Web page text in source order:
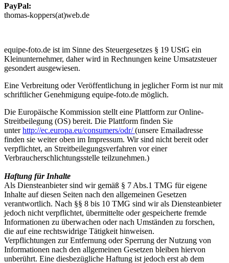
PayPal:
thomas-koppers(at)web.de
equipe-foto.de ist im Sinne des Steuergesetzes § 19 UStG ein
Kleinunternehmer, daher wird in Rechnungen keine Umsatzsteuer
gesondert ausgewiesen.
Eine Verbreitung oder Veröffentlichung in jeglicher Form ist nur mit
schriftlicher Genehmigung equipe-foto.de möglich.
Die Europäische Kommission stellt eine Plattform zur Online-
Streitbeilegung (OS) bereit. Die Plattform finden Sie
unterhttp://ec.europa.eu/consumers/odr/(unsere Emailadresse
finden sie weiter oben im Impressum. Wir sind nicht bereit oder
verpflichtet, an Streitbeilegungsverfahren vor einer
Verbraucherschlichtungsstelle teilzunehmen.)
Haftung für Inhalte
Als Diensteanbieter sind wir gemäß § 7 Abs.1 TMG für eigene
Inhalte auf diesen Seiten nach den allgemeinen Gesetzen
verantwortlich. Nach §§ 8 bis 10 TMG sind wir als Diensteanbieter
jedoch nicht verpflichtet, übermittelte oder gespeicherte fremde
Informationen zu überwachen oder nach Umständen zu forschen,
die auf eine rechtswidrige Tätigkeit hinweisen.
Verpflichtungen zur Entfernung oder Sperrung der Nutzung von
Informationen nach den allgemeinen Gesetzen bleiben hiervon
unberührt. Eine diesbezügliche Haftung ist jedoch erst ab dem